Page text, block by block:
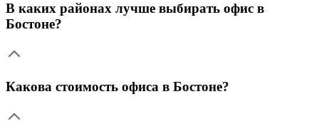
В каких районах лучше выбирать офис в
Бостоне?
Какова стоимость офиса в Бостоне?